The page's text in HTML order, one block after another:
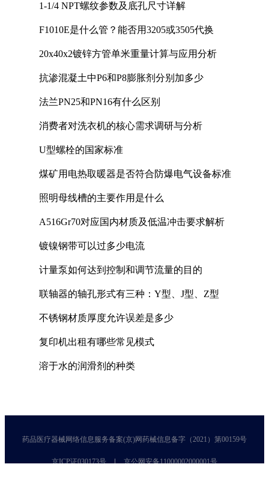
1-1/4 NPT螺纹参数及底孔尺寸详解
F1010E是什么管？能否用3205或3505代换
20x40x2镀锌方管单米重量计算与应用分析
抗渗混凝土中P6和P8膨胀剂分别加多少
法兰PN25和PN16有什么区别
消费者对洗衣机的核心需求调研与分析
U型螺栓的国家标准
煤矿用电热取暖器是否符合防爆电气设备标准
照明母线槽的主要作用是什么
A516Gr70对应国内材质及低温冲击要求解析
镀镍钢带可以过多少电流
计量泵如何达到控制和调节流量的目的
联轴器的轴孔形式有三种：Y型、J型、Z型
不锈钢材质厚度允许误差是多少
复印机出租有哪些常见模式
溶于水的润滑剂的种类
药品医疗器械网络信息服务备案(京)网药械信息备字（2021）第00159号
京ICP证030173号 京公网安备11000002000001号